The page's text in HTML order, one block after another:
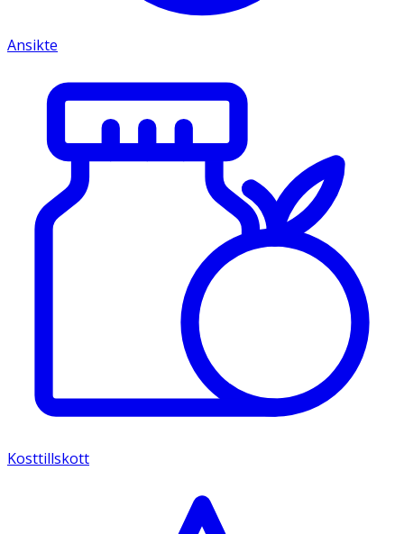
Ansikte
Kosttillskott